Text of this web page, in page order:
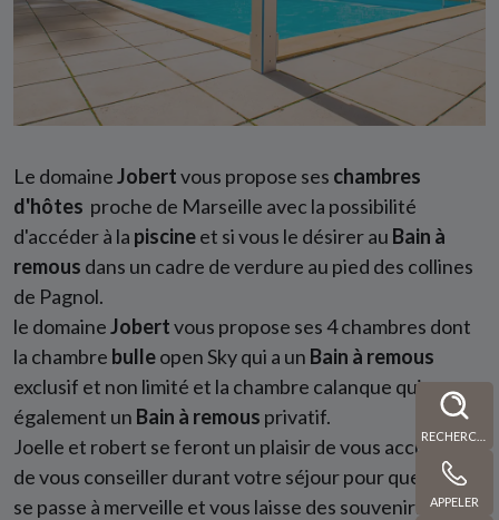
APPELER
Le domaineJobertvous propose ses chambres
d'hôtes proche de Marseille avec la possibilité
d'accéder à la piscineet si vous le désirer au Bain à
remous dans un cadre de verdure au pied des collines
de Pagnol.
le domaineJobertvous propose ses 4 chambres dont
la chambre bulleopen Sky qui a un Bain à remous
exclusif et non limité et la chambre calanque qui a
également un Bain à remous privatif.
Joelle et robert se feront un plaisir de vous accueillir et
de vous conseiller durant votre séjour pour que celui çi
se passe à merveille et vous laisse des souvenirs